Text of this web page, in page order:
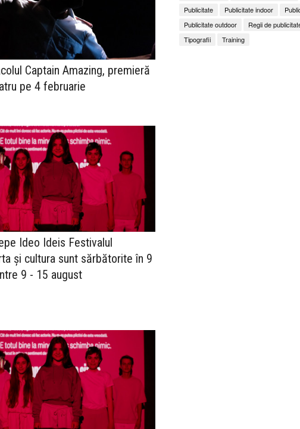
Captain Amazing, premieră
pe 4 februarie
Ideo Ideis Festivalul
și cultura sunt sărbătorite în 9
9 - 15 august
Publicitate
Publicitate indoor
Publicitate outdoor
Regii de
Tipografii
Training